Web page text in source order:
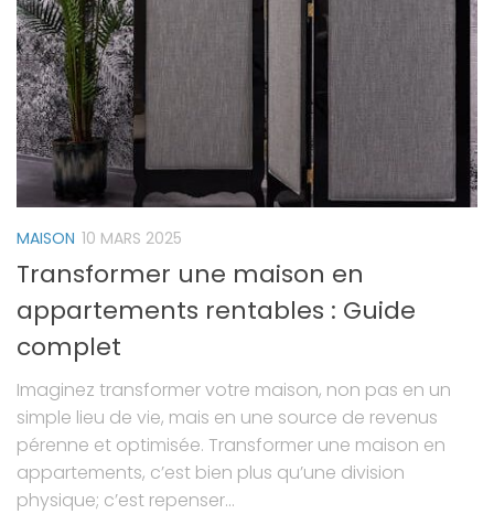
MAISON 10 MARS 2025
Transformer une maison en
appartements rentables : Guide
complet
Imaginez transformer votre maison, non pas en un
simple lieu de vie, mais en une source de revenus
pérenne et optimisée. Transformer une maison en
appartements, c’est bien plus qu’une division
physique; c’est repenser...